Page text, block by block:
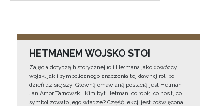
HETMANEM WOJSKO STOI
Zajęcia dotyczą historycznej roli Hetmana jako dowódcy
wojsk, jak i symbolicznego znaczenia tej dawnej roli po
dzień dzisiejszy. Główną omawianą postacią jest Hetman
Jan Amor Tarnowski. Kim był Hetman, co robił, co nosił, co
symbolizowało jego władze? Część lekcji jest poświęcona